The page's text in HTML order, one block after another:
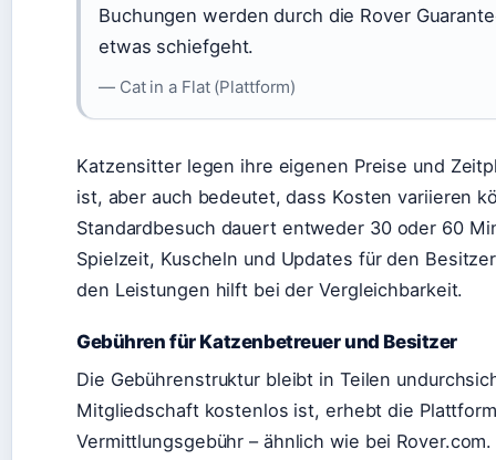
Buchungen werden durch die Rover
etwas schiefgeht.
— Cat in a Flat (Plattform)
Katzensitter legen ihre eigenen Preise und
ist, aber auch bedeutet, dass Kosten variieren
Standardbesuch dauert entweder 30 oder 60
Spielzeit, Kuscheln und Updates für den
den Leistungen hilft bei der Vergleichbarkeit.
Gebühren für Katzenbetreuer und Besitzer
Die Gebührenstruktur bleibt in Teilen
Mitgliedschaft kostenlos ist, erhebt die
Vermittlungsgebühr – ähnlich wie bei